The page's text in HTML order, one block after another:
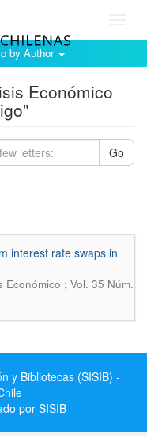
by Author
Económico
Go
interest rate swaps in
Económico ; Vol. 35 Núm.
y Bibliotecas (SISIB) -
por SISIB